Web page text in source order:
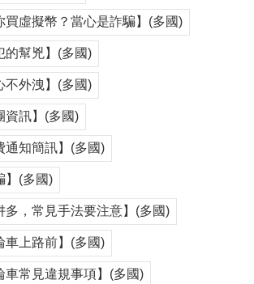
買虛擬幣？當心是詐騙】(多國)
的幫兇】(多國)
不外洩】(多國)
資訊】(多國)
通知簡訊】(多國)
】(多國)
多，常見手法要注意】(多國)
車上路前】(多國)
車常見違規事項】(多國)